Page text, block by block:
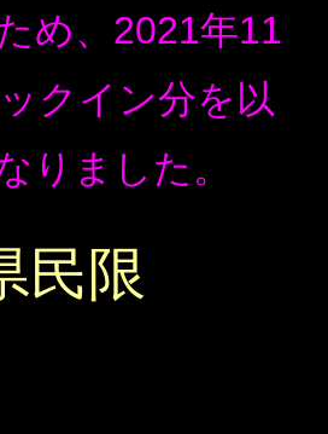
め、2021年11
クイン分を以
りました。
民限